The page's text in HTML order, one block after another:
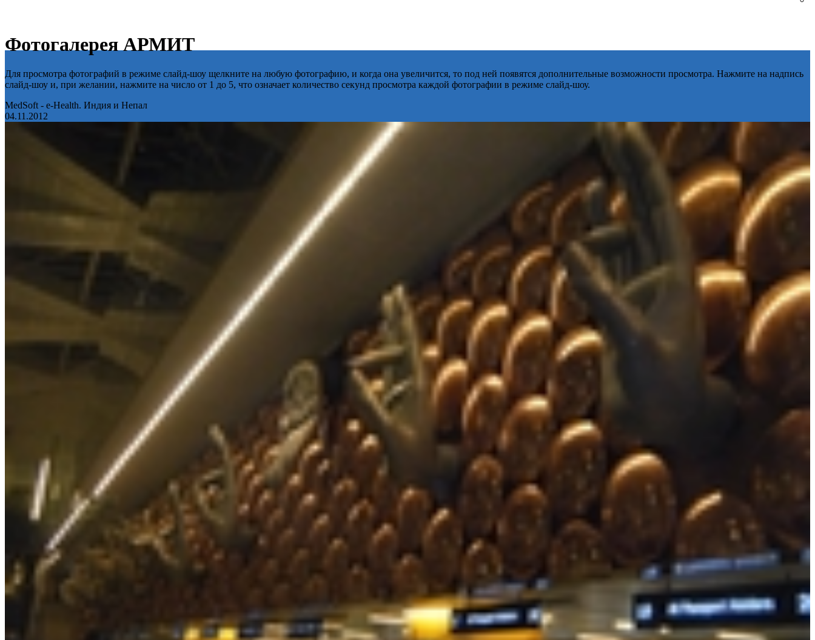
Фотогалерея АРМИТ
Для просмотра фотографий в режиме слайд-шоу щелкните на любую фотографию, и когда она увеличится, то под ней появятся дополнительные возможности просмотра. Нажмите на надпись
слайд-шоу и, при желании, нажмите на число от 1 до 5, что означает количество секунд просмотра каждой фотографии в режиме слайд-шоу.
MedSoft - e-Health. Индия и Непал
04.11.2012